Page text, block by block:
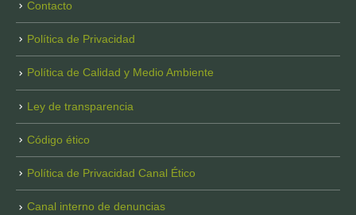
Contacto
Política de Privacidad
Política de Calidad y Medio Ambiente
Ley de transparencia
Código ético
Política de Privacidad Canal Ético
Canal interno de denuncias